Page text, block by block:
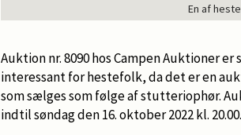
En af
Auktion nr. 8090 hos Campen Auktioner er
interessant for hestefolk, da det er en
som sælges som følge af stutteriophør.
indtil søndag den 16. oktober 2022 kl. 20.00.